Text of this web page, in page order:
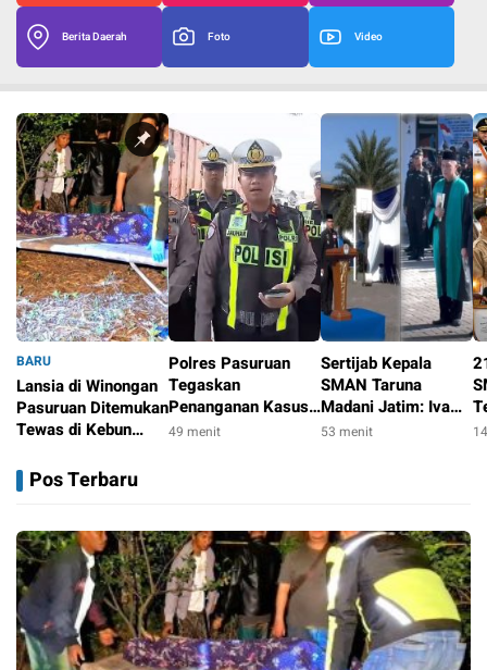
Berita Daerah Foto Video
BARU
Lansia di Winongan
Pasuruan Ditemukan
Tewas di Kebun
Tim Inafis Selidiki
Dugaan
Polres Pasuruan
Tegaskan
Penanganan Kasus
Laka Lantas 2017
49 menit
Sertijab Kepala
SMAN Taruna
Madani Jatim: Iva
Evry Robiyansah
53 menit
Pos Terbaru